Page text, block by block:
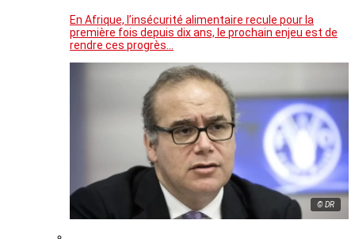
En Afrique, l’insécurité alimentaire recule pour la
première fois depuis dix ans, le prochain enjeu est de
rendre ces progrès…
© DR